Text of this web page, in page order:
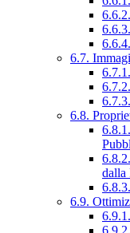
6.7.
6.8.
dalla
6.9.